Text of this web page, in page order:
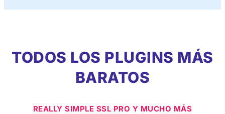
TODOS LOS PLUGINS MÁS
BARATOS
REALLY SIMPLE SSL PRO Y MUCHO MÁS